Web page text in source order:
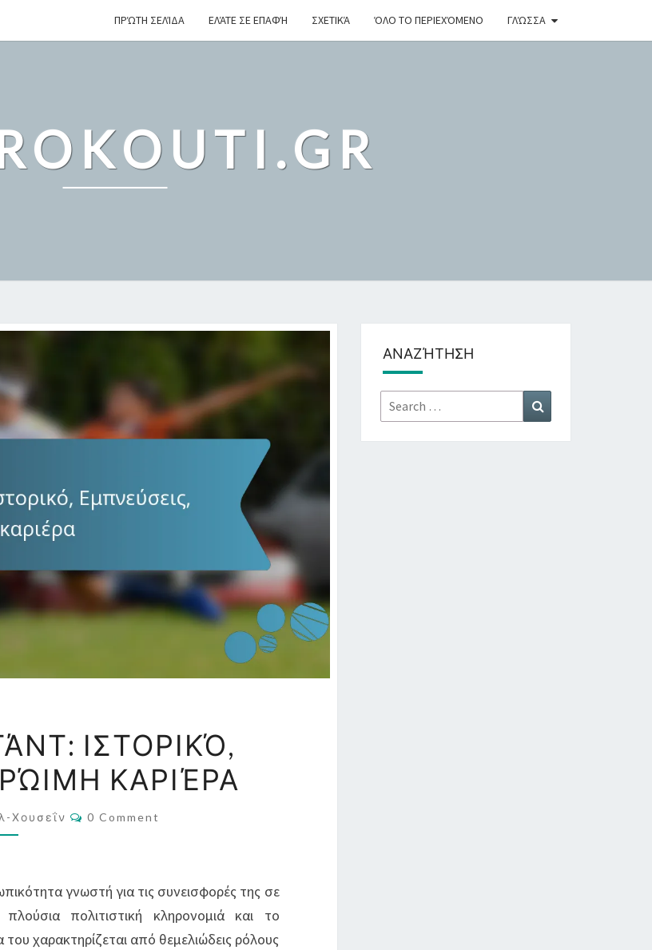
ΠΡΏΤΗ ΣΕΛΊΔΑ ΕΛΆΤΕ ΣΕ ΕΠΑΦΉ ΣΧΕΤΙΚΆ ΌΛΟ ΤΟ ΠΕΡΙΕΧΌΜΕΝΟ ΓΛΏΣΣΑ
ΑΛ-
ΜΟΥΚΝΤΆΝΤ:
ΙΣΤΟΡΙΚΌ,
ΙΣΤΟΡΙΚΌ,
ΚΑΡΙΈΡΑ
Χουσεΐν Comments
0 Comment
γνωστή για τις συνεισφορές της σε
πολιτιστική κληρονομιά και το
χαρακτηρίζεται από θεμελιώδεις ρόλους
ΑΝΑΖΉΤΗΣΗ
Search
for: